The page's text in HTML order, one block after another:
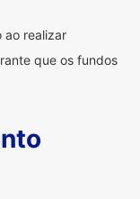
ao realizar
que os fundos